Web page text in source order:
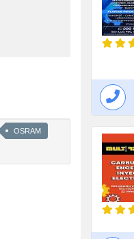
OSRAM